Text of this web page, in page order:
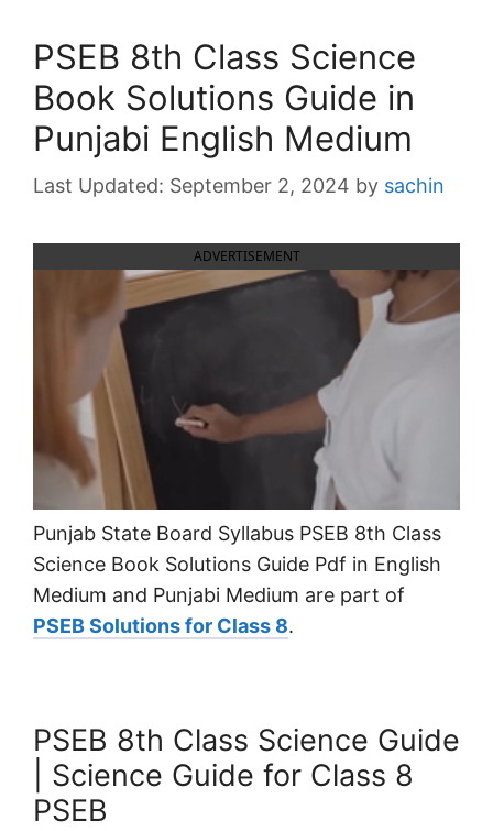
PSEB 8th Class Science
Book Solutions Guide in
Punjabi English Medium
September 2, 2024 by sachin
ADVERTISEMENT
Punjab State Board Syllabus PSEB 8th Class
Science Book Solutions Guide Pdf in English
Medium and Punjabi Medium are part of
PSEB Solutions for Class 8.
PSEB 8th Class Science Guide
| Science Guide for Class 8
PSEB